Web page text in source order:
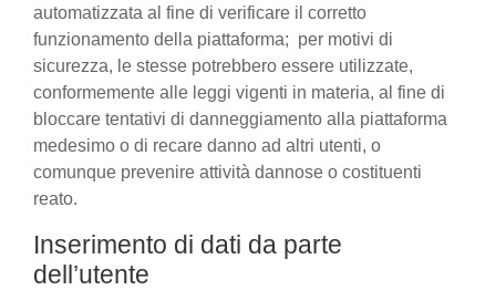
automatizzata al fine di verificare il corretto
funzionamento della piattaforma; per motivi di
sicurezza, le stesse potrebbero essere utilizzate,
conformemente alle leggi vigenti in materia, al fine di
bloccare tentativi di danneggiamento alla piattaforma
medesimo o di recare danno ad altri utenti, o
comunque prevenire attività dannose o costituenti
reato.
Inserimento di dati da parte
dell’utente